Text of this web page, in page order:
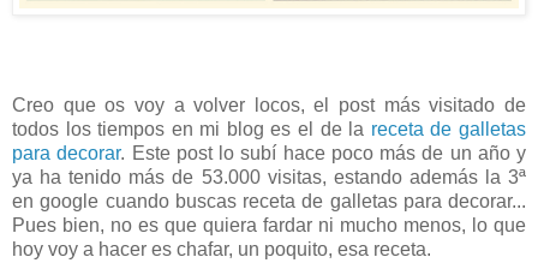
Creo que os voy a volver locos, el post más visitado de
todos los tiempos en mi blog es el de la receta de galletas
para decorar. Este post lo subí hace poco más de un año y
ya ha tenido más de 53.000 visitas, estando además la 3ª
en google cuando buscas receta de galletas para decorar...
Pues bien, no es que quiera fardar ni mucho menos, lo que
hoy voy a hacer es chafar, un poquito, esa receta.